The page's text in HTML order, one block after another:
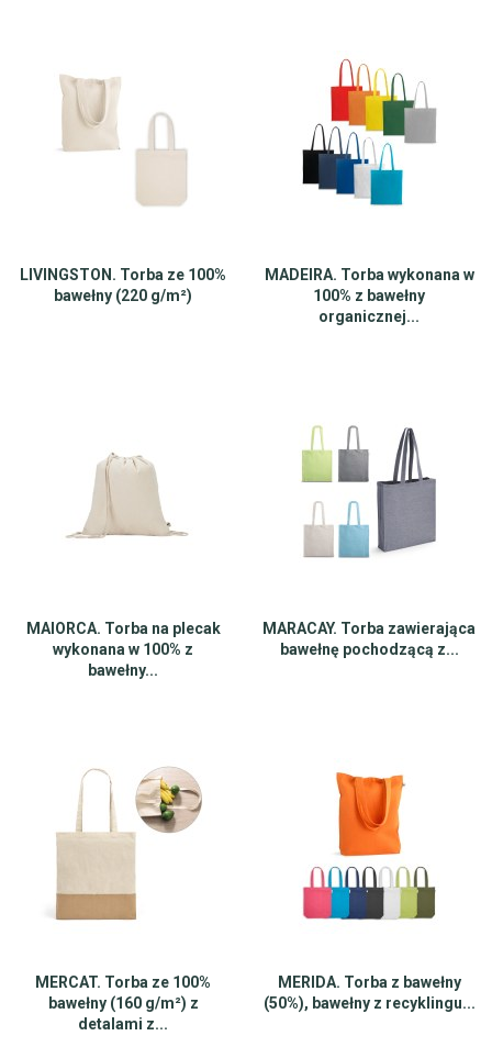
LIVINGSTON. Torba ze 100%
bawełny (220 g/m²)
MADEIRA. Torba wykonana w
100% z bawełny
organicznej...
MAIORCA. Torba na plecak
wykonana w 100% z
bawełny...
MARACAY. Torba zawierająca
bawełnę pochodzącą z...
MERCAT. Torba ze 100%
bawełny (160 g/m²) z
detalami z...
MERIDA. Torba z bawełny
(50%), bawełny z recyklingu...